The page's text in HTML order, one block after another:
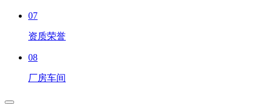
07
资质荣誉
08
厂房车间